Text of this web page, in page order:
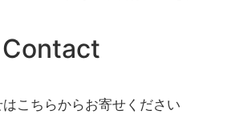
Contact
こちらからお寄せください